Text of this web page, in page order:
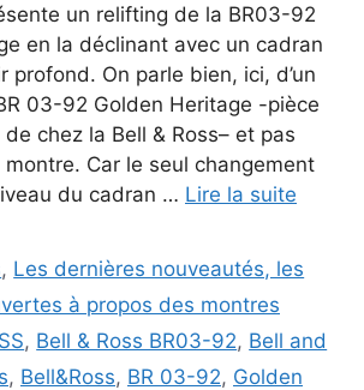
un relifting de la BR03-92
en la déclinant avec un cadran
profond. On parle bien, ici, d’un
03-92 Golden Heritage -pièce
chez la Bell & Ross– et pas
montre. Car le seul changement
du cadran … Lire la suite
, Les dernières nouveautés, les
à propos des montres
, Bell & Ross BR03-92, Bell and
, Bell&Ross, BR 03-92, Golden